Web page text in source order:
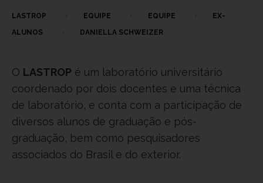
LASTROP EQUIPE EQUIPE
EX-
ALUNOS
DANIELLA SCHWEIZER
O LASTROP é um laboratório universitário
coordenado por dois docentes e uma técnica
de laboratório, e conta com a participação de
diversos alunos de graduação e pós-
graduação, bem como pesquisadores
associados do Brasil e do exterior.